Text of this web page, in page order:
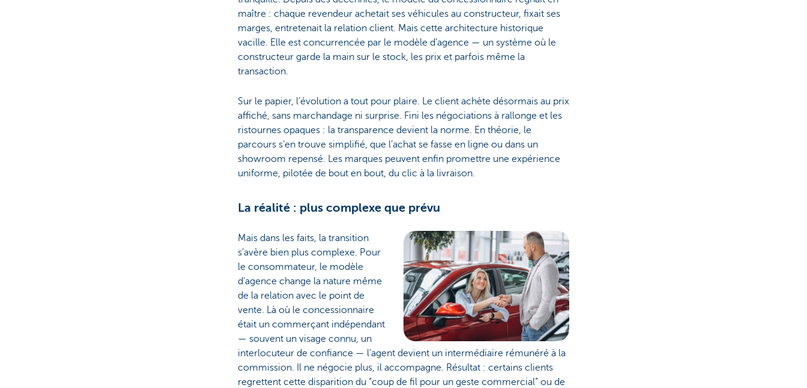
maître : chaque revendeur achetait ses véhicules au constructeur, fixait ses
marges, entretenait la relation client. Mais cette architecture historique
vacille. Elle est concurrencée par le modèle d’agence — un système où le
constructeur garde la main sur le stock, les prix et parfois même la
transaction.
Sur le papier, l’évolution a tout pour plaire. Le client achète désormais au prix
affiché, sans marchandage ni surprise. Fini les négociations à rallonge et les
ristournes opaques : la transparence devient la norme. En théorie, le
parcours s’en trouve simplifié, que l’achat se fasse en ligne ou dans un
showroom repensé. Les marques peuvent enfin promettre une expérience
uniforme, pilotée de bout en bout, du clic à la livraison.
La réalité : plus complexe que prévu
Mais dans les faits, la transition
s’avère bien plus complexe. Pour
le consommateur, le modèle
d’agence change la nature même
de la relation avec le point de
vente. Là où le concessionnaire
était un commerçant indépendant
— souvent un visage connu, un
interlocuteur de confiance — l’agent devient un intermédiaire rémunéré à la
commission. Il ne négocie plus, il accompagne. Résultat : certains clients
regrettent cette disparition du “coup de fil pour un geste commercial” ou de